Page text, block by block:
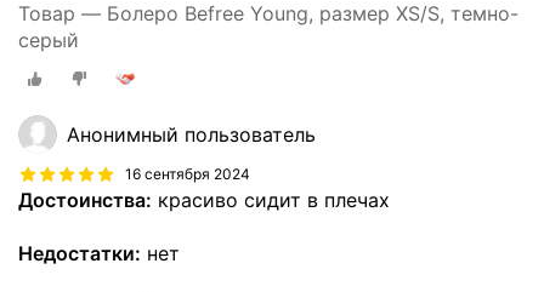
Товар — Болеро Befree Young, размер XS/S, темно-
серый
Анонимный пользователь
16 сентября 2024
Достоинства: красиво сидит в плечах
Недостатки: нет